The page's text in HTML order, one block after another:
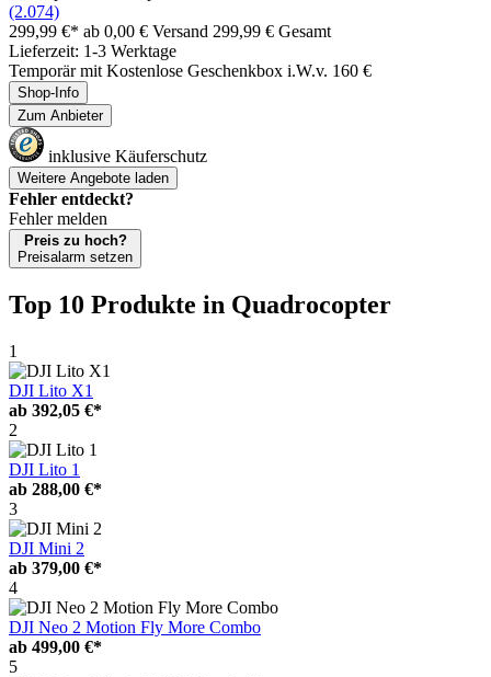
(2.074)
299,99 €* ab 0,00 € Versand 299,99 € Gesamt
Lieferzeit: 1-3 Werktage
Temporär mit Kostenlose Geschenkbox i.W.v. 160 €
Shop-Info
Zum Anbieter
inklusive Käuferschutz
Weitere Angebote laden
Fehler entdeckt?
Fehler melden
Preis zu hoch?
Preisalarm setzen
Top 10 Produkte in Quadrocopter
1
DJI Lito X1
ab 392,05 €*
2
DJI Lito 1
ab 288,00 €*
3
DJI Mini 2
ab 379,00 €*
4
DJI Neo 2 Motion Fly More Combo
ab 499,00 €*
5